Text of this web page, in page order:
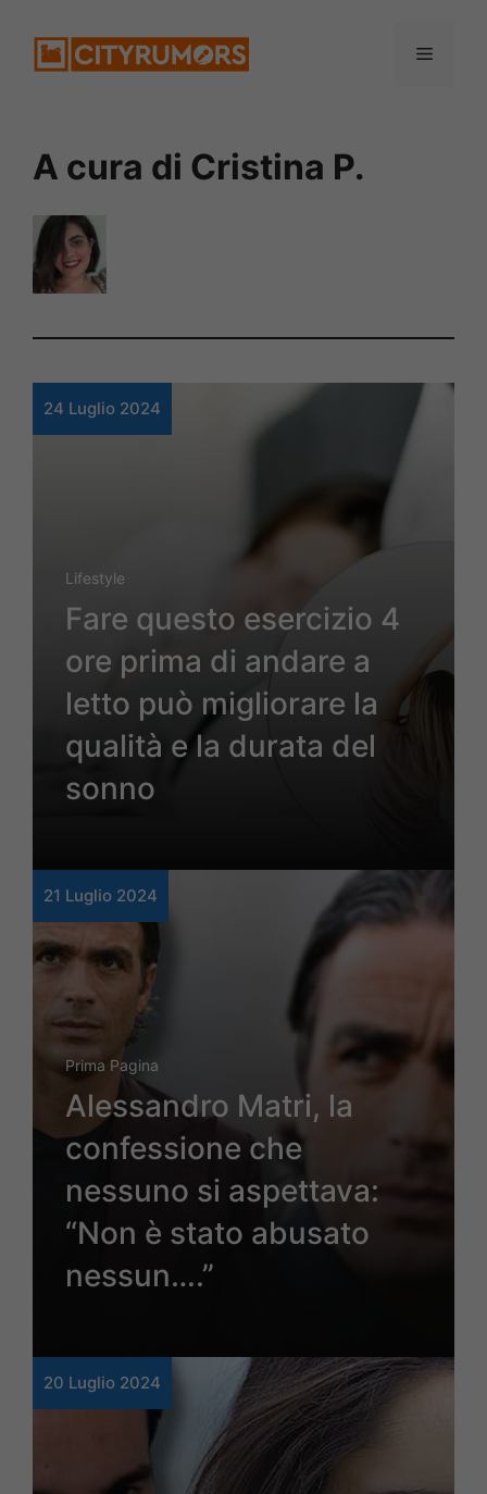
Menu
A cura di Cristina P.
24 Luglio 2024
Lifestyle
Fare questo esercizio 4
ore prima di andare a
letto può migliorare la
qualità e la durata del
sonno
21 Luglio 2024
Prima Pagina
Alessandro Matri, la
confessione che
nessuno si aspettava:
“Non è stato abusato
nessun….”
20 Luglio 2024